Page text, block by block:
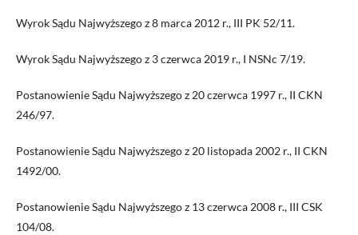
Wyrok Sądu Najwyższego z 8 marca 2012 r., III PK 52/11.
Wyrok Sądu Najwyższego z 3 czerwca 2019 r., I NSNc 7/19.
Postanowienie Sądu Najwyższego z 20 czerwca 1997 r., II CKN
246/97.
Postanowienie Sądu Najwyższego z 20 listopada 2002 r., II CKN
1492/00.
Postanowienie Sądu Najwyższego z 13 czerwca 2008 r., III CSK
104/08.